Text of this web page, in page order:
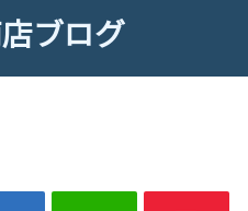
店ブログ